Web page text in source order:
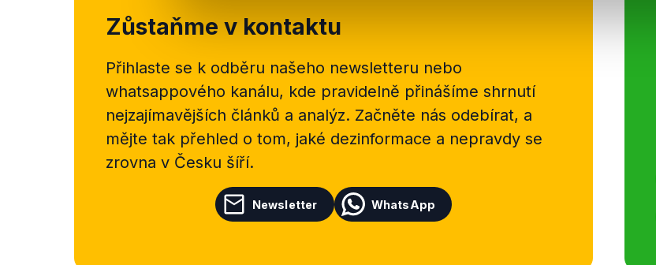
Zůstaňme v kontaktu
Přihlaste se k odběru našeho newsletteru nebo
whatsappového kanálu, kde pravidelně přinášíme shrnutí
nejzajímavějších článků a analýz. Začněte nás odebírat, a
mějte tak přehled o tom, jaké dezinformace a nepravdy se
zrovna v Česku šíří.
Newsletter WhatsApp